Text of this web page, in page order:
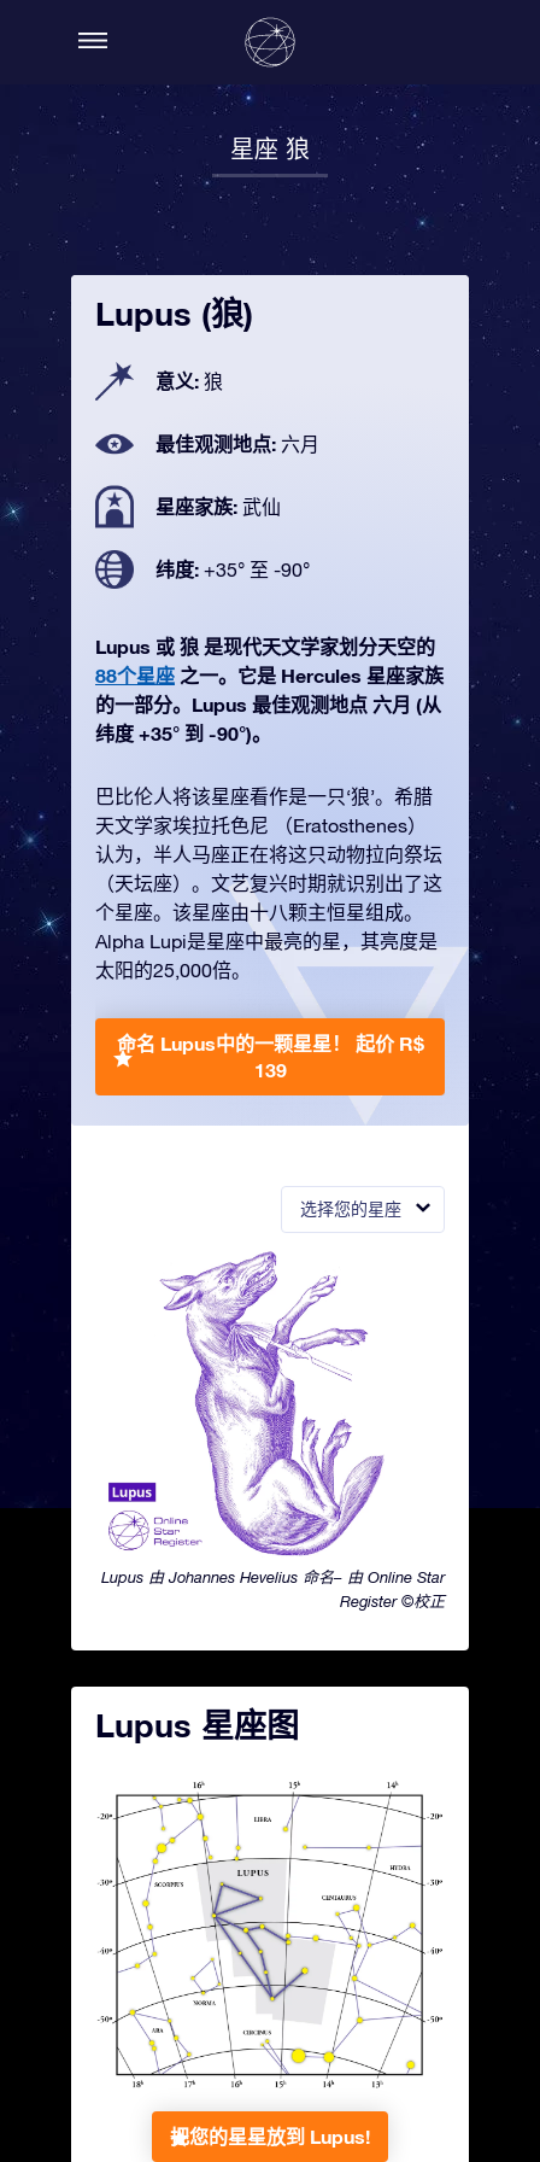
星座 狼
选择您的星座
Lupus 由 Johannes Hevelius 命名– 由 Online Star
Register ©校正
Lupus (狼)
意义: 狼
最佳观测地点: 六月
星座家族: 武仙
纬度: +35° 至 -90°
Lupus 或 狼 是现代天文学家划分天空的
88个星座 之一。它是 Hercules 星座家族
的一部分。Lupus 最佳观测地点 六月 (从
纬度 +35° 到 -90°)。
巴比伦人将该星座看作是一只‘狼’。希腊
天文学家埃拉托色尼 （Eratosthenes）
认为，半人马座正在将这只动物拉向祭坛
（天坛座）。文艺复兴时期就识别出了这
个星座。该星座由十八颗主恒星组成。
Alpha Lupi是星座中最亮的星，其亮度是
太阳的25,000倍。
命名 Lupus中的一颗星星！ 起价 R$
139
Lupus 星座图
把您的星星放到 Lupus!